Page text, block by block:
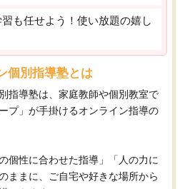
も任せよう！使い放題の嬉し
個別指導塾とは
指導塾は、家庭教師や個別教室で
プ」が手掛けるオンライン指導の
個性に合わせた指導」「人の力に
ままに、ご自宅や好きな場所から